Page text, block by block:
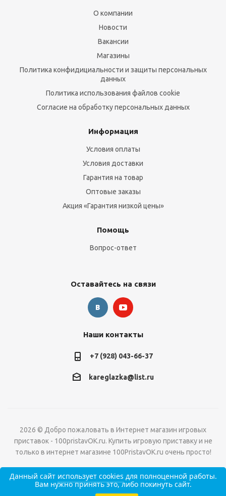
О компании
Новости
Вакансии
Магазины
Политика конфидициальности и защиты персональных
данных
Политика использования файлов cookie
Согласие на обработку персональных данных
Информация
Условия оплаты
Условия доставки
Гарантия на товар
Оптовые заказы
Акция «Гарантия низкой цены»
Помощь
Вопрос-ответ
Оставайтесь на связи
Наши контакты
+7 (928) 043-66-37
kareglazka@list.ru
2026 © Добро пожаловать в Интернет магазин игровых
приставок - 100pristavOK.ru. Купить игровую приставку и не
только в интернет магазине 100PristavOK.ru очень просто!
Данный сайт использует cookies для полноценной работы.
Вам нужно принять это, либо покинуть сайт.